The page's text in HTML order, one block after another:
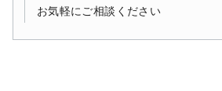
お気軽にご相談ください